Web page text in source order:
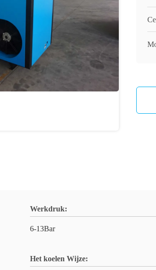
Werkdruk:
6-13Bar
Het koelen Wijze: